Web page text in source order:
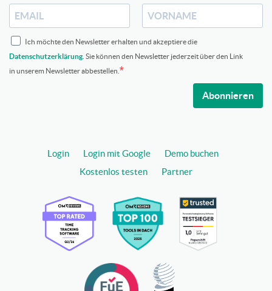
Ich möchte den Newsletter erhalten und akzeptiere die
Datenschutzerklärung . Sie können den Newsletter jederzeit über den Link
in unserem Newsletter abbestellen.
Abonnieren
Login Login mit Google
Demo buchen
Kostenlos testen
Partner